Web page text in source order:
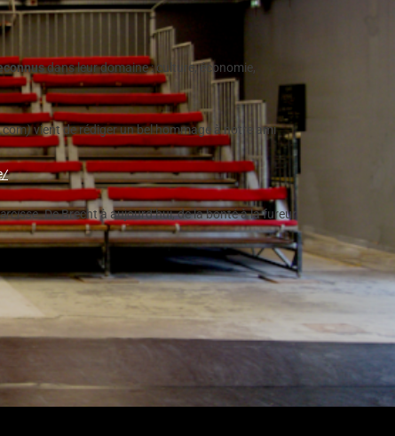
dans leur domaine : culture, économie,
)vient de rédiger un bel hommage à notre ami
. De Brecht à aujourd’hui, de la bonté à la fureur,